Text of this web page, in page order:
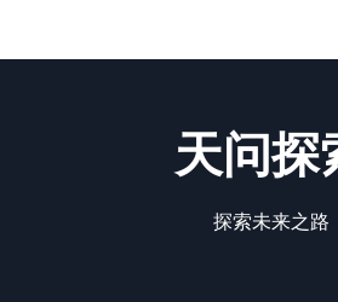
天问探
探索未来之路